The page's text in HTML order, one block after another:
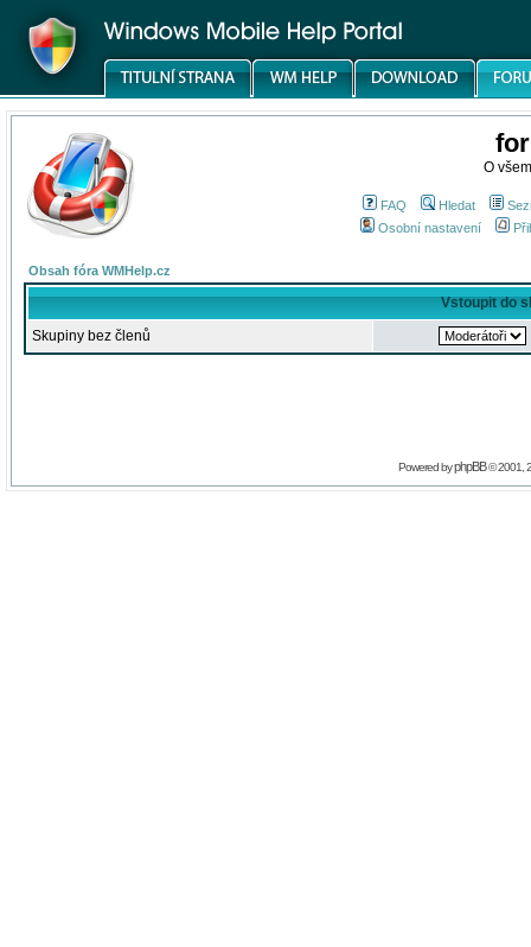
O
FAQ Hledat
Osobní nastavení
Obsah fóra WMHelp.cz
Vstoupit do
Skupiny bez členů
Powered byphpBB© 2001,